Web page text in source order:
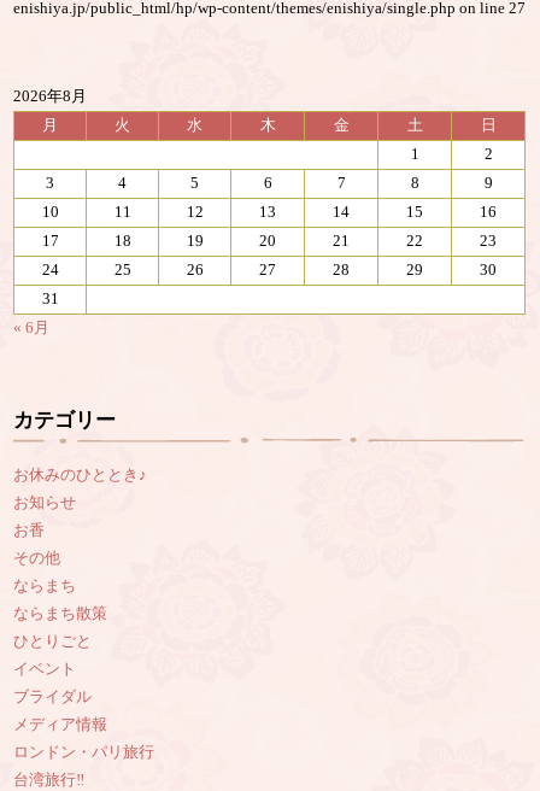
enishiya.jp/public_html/hp/wp-content/themes/enishiya/single.php on line27
2026年8月
月
火 水 木 金 土
日
1
2
3
4 5 6 7 8
9
10
11 12 13 14 15
16
17
18 19 20 21 22
23
24
25 26 27 28 29
30
31
« 6月
カテゴリー
お休みのひととき♪
お知らせ
お香
その他
ならまち
ならまち散策
ひとりごと
イベント
ブライダル
メディア情報
ロンドン・パリ旅行
台湾旅行‼︎